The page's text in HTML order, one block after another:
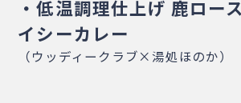
・低温調理仕上げ 鹿ロー
イシーカレー
（ウッディークラブ×湯処ほのか）